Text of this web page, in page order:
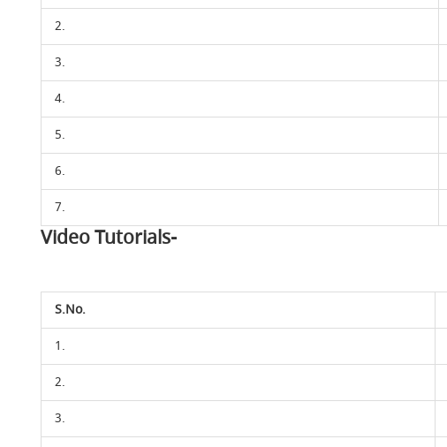
2.
3.
4.
5.
6.
7.
Video Tutorials-
S.No.
1.
2.
3.